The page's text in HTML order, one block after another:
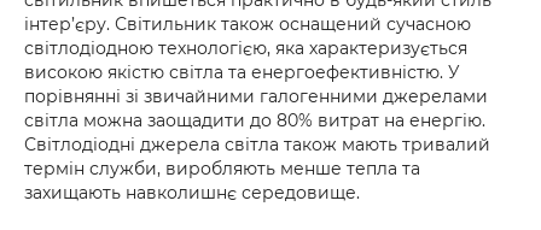
інтер’єру. Світильник також оснащений сучасною
світлодіодною технологією, яка характеризується
високою якістю світла та енергоефективністю. У
порівнянні зі звичайними галогенними джерелами
світла можна заощадити до 80% витрат на енергію.
Світлодіодні джерела світла також мають тривалий
термін служби, виробляють менше тепла та
захищають навколишнє середовище.